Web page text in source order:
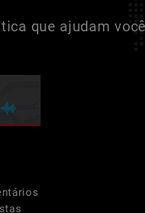
que ajudam